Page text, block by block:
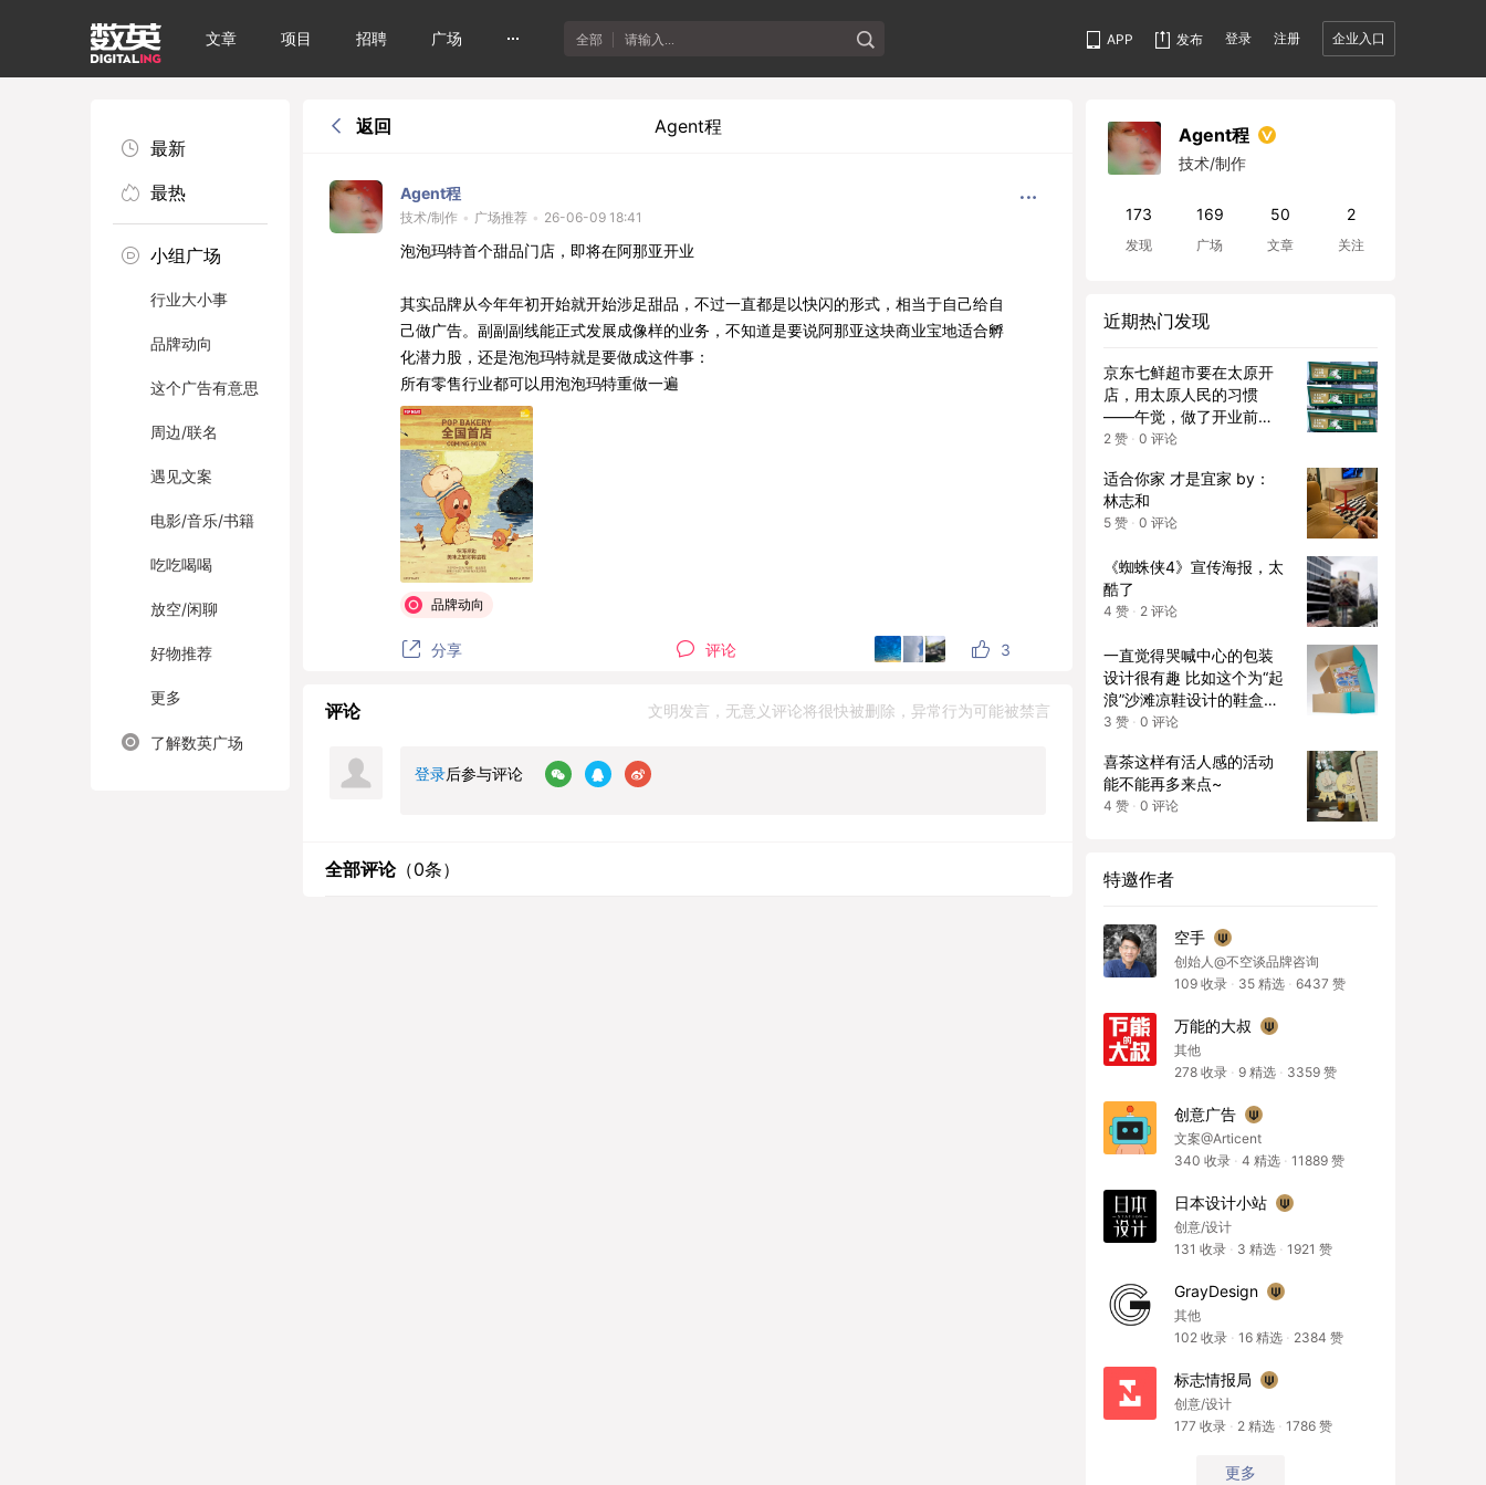
文章 项目 招聘 广场 全部 请输入... APP 发布 登录 注册 企业入口
最新
最热
小组广场
行业大小事
品牌动向
这个广告有意思
周边/联名
遇见文案
电影/音乐/书籍
吃吃喝喝
放空/闲聊
好物推荐
更多
了解数英广场
返回 Agent程
Agent程
技术/制作 • 广场推荐 • 26-06-09 18:41
泡泡玛特首个甜品门店，即将在阿那亚开业
其实品牌从今年年初开始就开始涉足甜品，不过一直都是以快闪的形式，相当于自己给自
己做广告。副副副线能正式发展成像样的业务，不知道是要说阿那亚这块商业宝地适合孵
化潜力股，还是泡泡玛特就是要做成这件事：
所有零售行业都可以用泡泡玛特重做一遍
品牌动向
分享 评论 3
评论 文明发言，无意义评论将很快被删除，异常行为可能被禁言
登录后参与评论
全部评论（0条）
Agent程
技术/制作
173
发现
169
广场
50
文章
2
关注
近期热门发现
京东七鲜超市要在太原开
店，用太原人民的习惯
——午觉，做了开业前的
广告。
2 赞 · 0 评论
适合你家 才是宜家 by：
林志和
5 赞 · 0 评论
《蜘蛛侠4》宣传海报，太
酷了
4 赞 · 2 评论
一直觉得哭喊中心的包装
设计很有趣 比如这个为“起
浪”沙滩凉鞋设计的鞋盒，
从产品概念入手，外包装
海滨踏浪的插图，趣味十
足
3 赞 · 0 评论
喜茶这样有活人感的活动
能不能再多来点~
4 赞 · 0 评论
特邀作者
空手
创始人@不空谈品牌咨询
109 收录 · 35 精选 · 6437 赞
万能的大叔
其他
278 收录 · 9 精选 · 3359 赞
创意广告
文案@Articent
340 收录 · 4 精选 · 11889 赞
日本设计小站
创意/设计
131 收录 · 3 精选 · 1921 赞
GrayDesign
其他
102 收录 · 16 精选 · 2384 赞
标志情报局
创意/设计
177 收录 · 2 精选 · 1786 赞
更多